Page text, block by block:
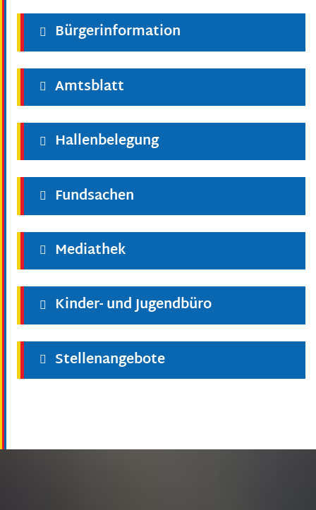
Bürgerinformation
Amtsblatt
Hallenbelegung
Fundsachen
Mediathek
Kinder- und Jugendbüro
Stellenangebote